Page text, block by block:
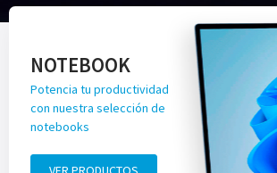
NOTEBOOK
Potencia tu productividad
con nuestra selección de
notebooks